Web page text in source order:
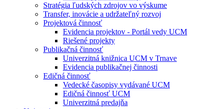
Stratégia ľudských zdrojov vo výskume
Transfer, inovácie a udržateľný rozvoj
Projektová činnosť
Evidencia projektov - Portál vedy UCM
Riešené projekty
Publikačná činnosť
Univerzitná knižnica UCM v Trnave
Evidencia publikačnej činnosti
Edičná činnosť
Vedecké časopisy vydávané UCM
Edičná činnosť UCM
Univerzitná predajňa